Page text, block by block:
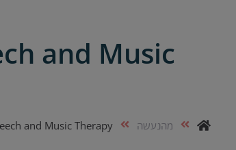
and Music
מהנעשה and Music Therapy